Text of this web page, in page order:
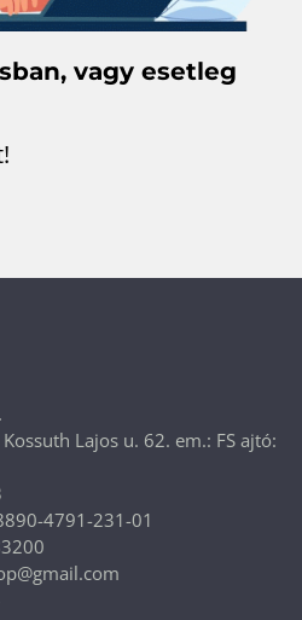
vagy esetleg
Lajos u. 62. em.: FS ajtó:
4791-231-01